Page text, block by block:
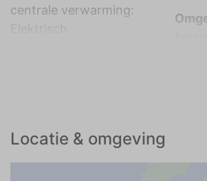
centrale verwarming:
Locatie & omgeving